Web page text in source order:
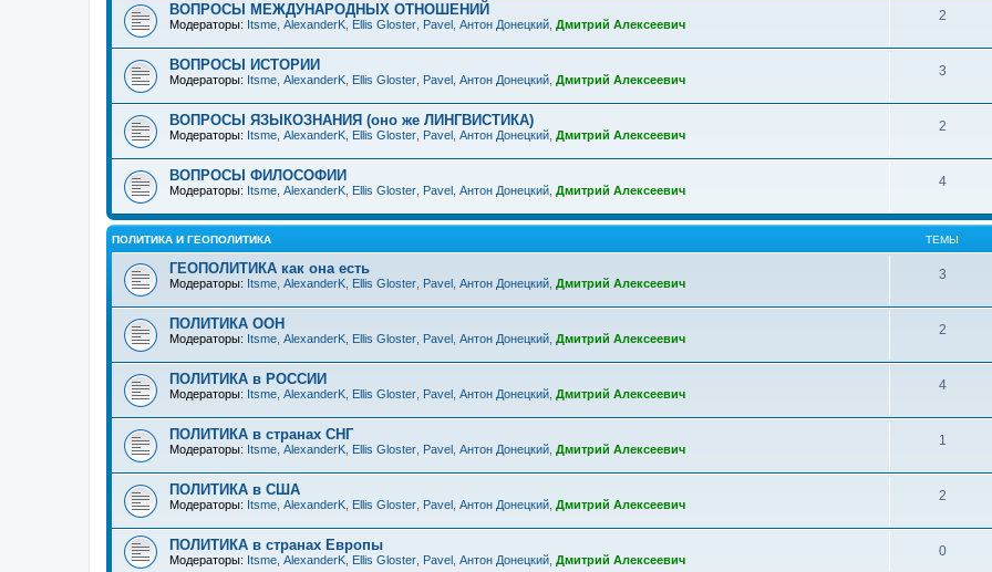
ВОПРОСЫ МЕЖДУНАРОДНЫХ ОТНОШЕНИЙ
Модераторы: Itsme AlexanderK Ellis Gloster Pavel Антон Донецкий Дмитрий Алексеевич
2
ВОПРОСЫ ИСТОРИИ
Модераторы: Itsme AlexanderK Ellis Gloster Pavel Антон Донецкий Дмитрий Алексеевич
3
ВОПРОСЫ ЯЗЫКОЗНАНИЯ (оно же ЛИНГВИСТИКА)
Модераторы: Itsme AlexanderK Ellis Gloster Pavel Антон Донецкий Дмитрий Алексеевич
2
ВОПРОСЫ ФИЛОСОФИИ
Модераторы: Itsme AlexanderK Ellis Gloster Pavel Антон Донецкий Дмитрий Алексеевич
4
ПОЛИТИКА И ГЕОПОЛИТИКА ТЕМЫ
ГЕОПОЛИТИКА как она есть
Модераторы: Itsme AlexanderK Ellis Gloster Pavel Антон Донецкий Дмитрий Алексеевич
3
ПОЛИТИКА ООН
Модераторы: Itsme AlexanderK Ellis Gloster Pavel Антон Донецкий Дмитрий Алексеевич
2
ПОЛИТИКА в РОССИИ
Модераторы: Itsme AlexanderK Ellis Gloster Pavel Антон Донецкий Дмитрий Алексеевич
4
ПОЛИТИКА в странах СНГ
Модераторы: Itsme AlexanderK Ellis Gloster Pavel Антон Донецкий Дмитрий Алексеевич
1
ПОЛИТИКА в США
Модераторы: Itsme AlexanderK Ellis Gloster Pavel Антон Донецкий Дмитрий Алексеевич
2
ПОЛИТИКА в странах Европы
Модераторы: Itsme AlexanderK Ellis Gloster Pavel Антон Донецкий Дмитрий Алексеевич
0